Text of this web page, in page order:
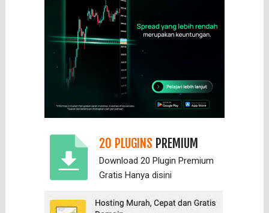
20 PLUGINS PREMIUM
Download 20 Plugin Premium
Gratis Hanya disini